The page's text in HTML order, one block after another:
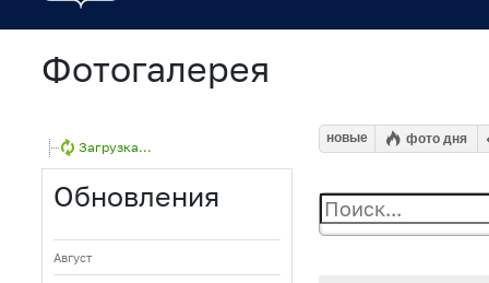
Фотогалерея
Загрузка...
Обновления
Август
новые фото дня